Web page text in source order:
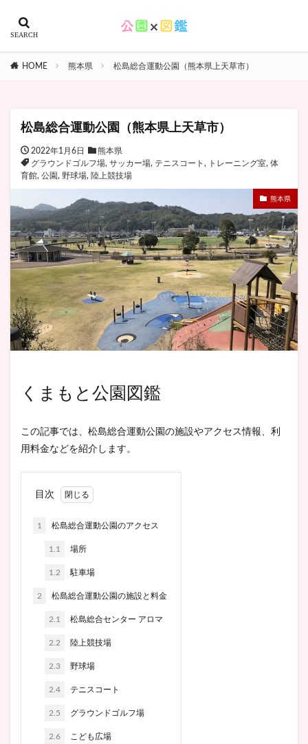
HOME 熊本県 松島総合運動公園（熊本県上天草市）
松島総合運動公園（熊本県上天草市）
2022年1月6日
熊本県
グラウンドゴルフ場, サッカー場, テニスコート , トレーニング室, 体
育館, 公園, 野球場, 陸上競技場
熊本県
くまもと公園図鑑
この記事では、松島総合運動公園の施設やアクセス情報、利
用料金などを紹介します。
目次
1 松島総合運動公園のアクセス
1.1 場所
1.2 駐車場
2 松島総合運動公園の施設と料金
2.1 松島総合センター アロマ
2.2 陸上競技場
2.3 野球場
2.4 テニスコート
2.5 グラウンドゴルフ場
2.6 こども広場